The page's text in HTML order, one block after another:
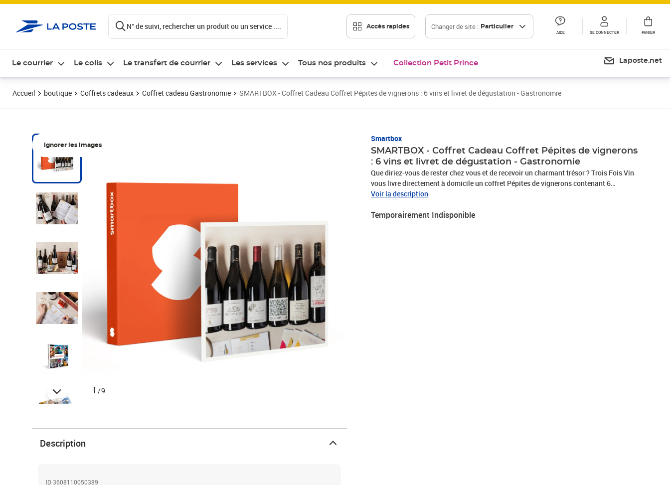
N° de suivi, rechercher un produit ou un service .... Accès rapides Changer de site : Particulier
AIDE SE CONNECTER PANIER
Le courrier Le colis Le transfert de courrier Les services Tous nos produits Collection Petit Prince Laposte.net
Accueil boutique Coffrets cadeaux Coffret cadeau Gastronomie SMARTBOX - Coffret Cadeau Coffret Pépites de vignerons : 6 vins et livret de dégustation - Gastronomie
Ignorer les images
1 /9
Smartbox
SMARTBOX - Coffret Cadeau Coffret Pépites de vignerons
: 6 vins et livret de dégustation - Gastronomie
Que diriez-vous de rester chez vous et de recevoir un charmant trésor ? Trois Fois Vin
vous livre directement à domicile un coffret Pépites de vignerons contenant 6
bouteilles de domaines indépendants et un livret de dégustation, pour 1 personne en
sélectionnées au préalable par une sommelière experte avec plus de 20 ans à son
Voir la description
Temporairement Indisponible
Description
ID 3608110050389